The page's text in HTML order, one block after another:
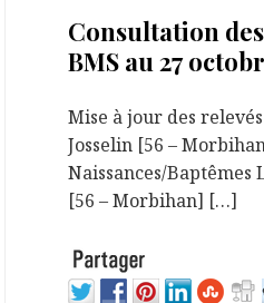
Consultation
BMS au 27
Mise à jour des
Josselin [56 –
Naissances/Baptêmes
[56 – Morbihan] […]